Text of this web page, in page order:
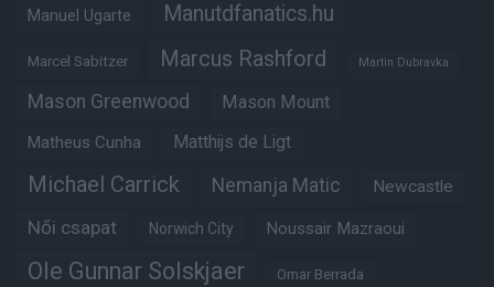
Manuel Ugarte Manutdfanatics.hu
Marcel Sabitzer Marcus Rashford Martin Dubravka
Mason Greenwood Mason Mount
Matheus Cunha Matthijs de Ligt
Michael Carrick Nemanja Matic Newcastle
Női csapat Norwich City Noussair Mazraoui
Ole Gunnar Solskjaer Omar Berrada